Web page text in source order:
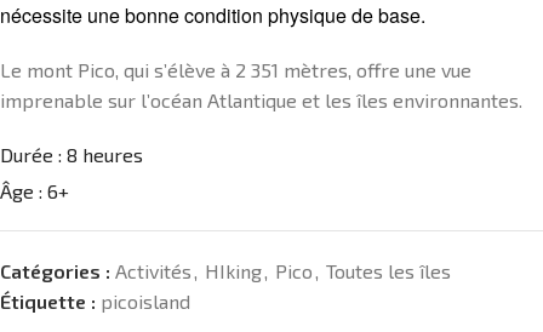
nécessite une bonne condition physique de base.
Le mont Pico, qui s’élève à 2 351 mètres, offre une vue
imprenable sur l’océan Atlantique et les îles environnantes.
Durée : 8 heures
Âge : 6+
Catégories : Activités, HIking, Pico, Toutes les îles
Étiquette : picoisland